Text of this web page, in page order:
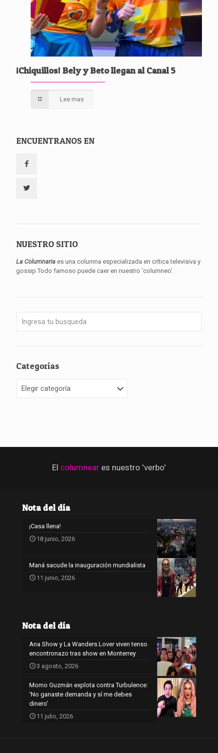
¡Chiquillos! Bely y Beto llegan al Canal 5
Lee mas
ENCUENTRANOS EN
NUESTRO SITIO
La Columnaria es una columna especializada en crítica televisiva y
gossip.Todo famoso puede caer en nuestro ‘columneo’.
Categorías
El columnear es nuestro 'verbo'
Nota del día
¡Casa llena!
18 junio, 2026
Maná sacude la inauguración mundialista
11 junio, 2026
Nota del día
Ana Show y La Wanders Lover viven tenso
encontronazo tras show en Monterrey
3 agosto, 2026
Momo Guzmán explota contra Turbulence:
‘No ganaste demanda y sí me debes
dinero’
11 julio, 2026